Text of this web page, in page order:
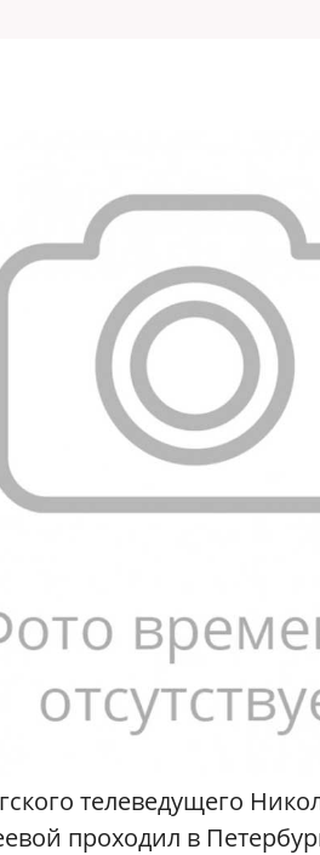
телеведущего
проходил в